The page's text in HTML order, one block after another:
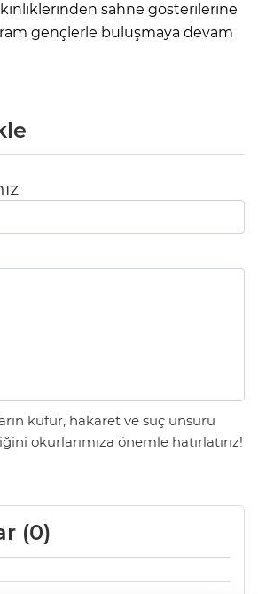
sahne gösterilerine
gençlerle buluşmaya devam
küfür, hakaret ve suç unsuru
okurlarımıza önemle hatırlatırız!
(0)